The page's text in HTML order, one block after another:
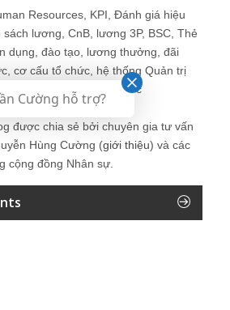
Resources, KPI, Đánh giá hiệu
lương, CnB, lương 3P, BSC, Thẻ
dụng, đào tạo, lương thưởng, đãi
cơ cấu tổ chức, hệ thống Quản trị
Nhân sự, tái tạo tổ chức
được chia sẻ bởi chuyên gia tư vấn
Hùng Cường (giới thiệu) và các
cộng đồng Nhân sự.
Cường hỗ trợ?